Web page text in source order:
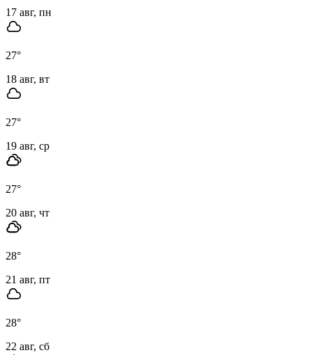
17 авг, пн
27°
18 авг, вт
27°
19 авг, ср
27°
20 авг, чт
28°
21 авг, пт
28°
22 авг, сб